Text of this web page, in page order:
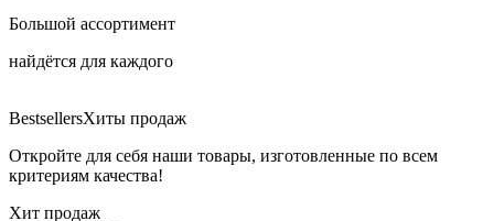
Большой ассортимент
найдётся для каждого
BestsellersХиты продаж
Откройте для себя наши товары, изготовленные по всем
критериям качества!
Хит продаж